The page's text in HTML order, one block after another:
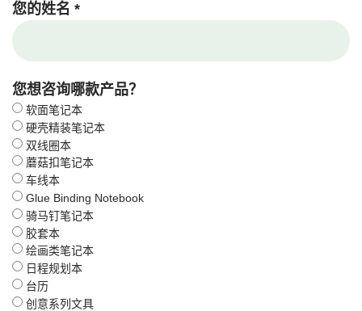
您的姓名 *
您想咨询哪款产品？
软面笔记本
硬壳精装笔记本
双线圈本
蘑菇扣笔记本
车线本
Glue Binding Notebook
骑马钉笔记本
胶套本
绘画类笔记本
日程规划本
台历
创意系列文具